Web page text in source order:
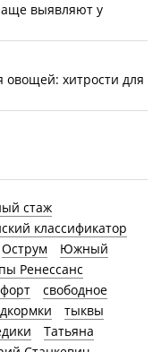
выявляют у
хитрости для
стаж
классификатор
Острум
Южный
Ренессанс
свободное
тыквы
Татьяна